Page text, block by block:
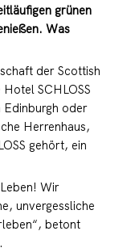
grünen
Was
der Scottish
SCHLOSS
Edinburgh oder
Herrenhaus,
gehört, ein
Wir
unvergessliche
betont